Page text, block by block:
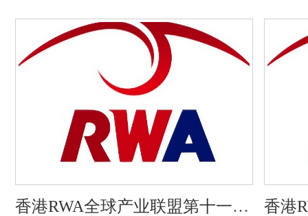
联盟第十三次办公会暨RWA应用
研讨会（三十一）
十
香港RWA全球产业联盟第十一次
香港